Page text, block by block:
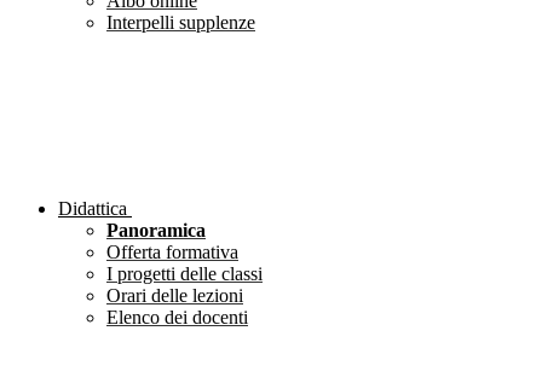
Interpelli supplenze
Didattica
Panoramica
Offerta formativa
I progetti delle classi
Orari delle lezioni
Elenco dei docenti